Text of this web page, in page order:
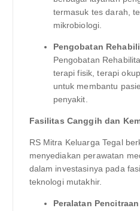
termasuk tes darah,
mikrobiologi.
Pengobatan
Pengobatan
terapi fisik, terapi
untuk membantu
penyakit.
Fasilitas Canggih dan
RS Mitra Keluarga Tegal
menyediakan perawatan
dalam investasinya pada
teknologi mutakhir.
Peralatan